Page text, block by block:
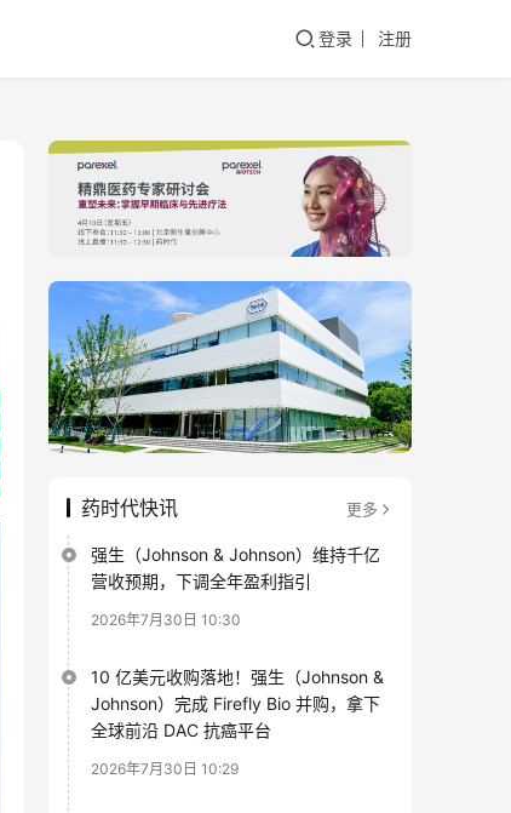
登录 注册
药时代快讯 更多
强生（Johnson & Johnson）维持千亿
营收预期，下调全年盈利指引
2026年7月30日 10:30
10 亿美元收购落地！强生（Johnson &
Johnson）完成 Firefly Bio 并购，拿下
全球前沿 DAC 抗癌平台
2026年7月30日 10:29